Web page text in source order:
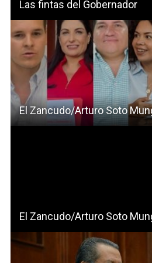
Las fintas del Gobernador
El Zancudo/Arturo Soto
El Zancudo/Arturo Soto